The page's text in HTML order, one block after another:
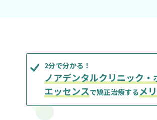
2分で分かる！
ノアデンタルクリニック・
エッセンスで矯正治療するメ